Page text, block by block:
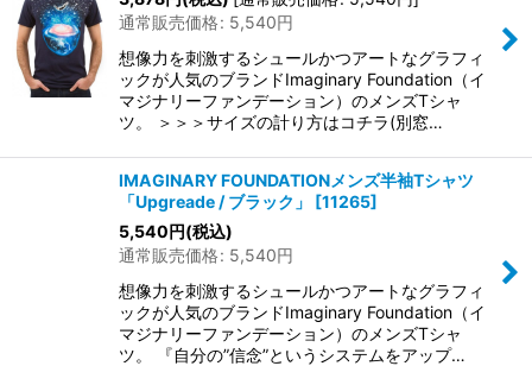
通常販売価格: 5,540円
想像力を刺激するシュールかつアートなグラフィ
ックが人気のブランドImaginary Foundation（イ
マジナリーファンデーション）のメンズTシャ
ツ。 ＞＞＞サイズの計り方はコチラ(別窓…
IMAGINARY FOUNDATIONメンズ半袖Tシャツ
「Upgreade / ブラック」
[11265]
5,540円(税込)
通常販売価格: 5,540円
想像力を刺激するシュールかつアートなグラフィ
ックが人気のブランドImaginary Foundation（イ
マジナリーファンデーション）のメンズTシャ
ツ。 『自分の”信念”というシステムをアップ…